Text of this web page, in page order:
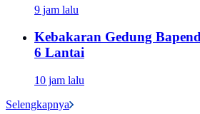
9 jam lalu
Kebakaran Gedung
6 Lantai
10 jam lalu
Selengkapnya